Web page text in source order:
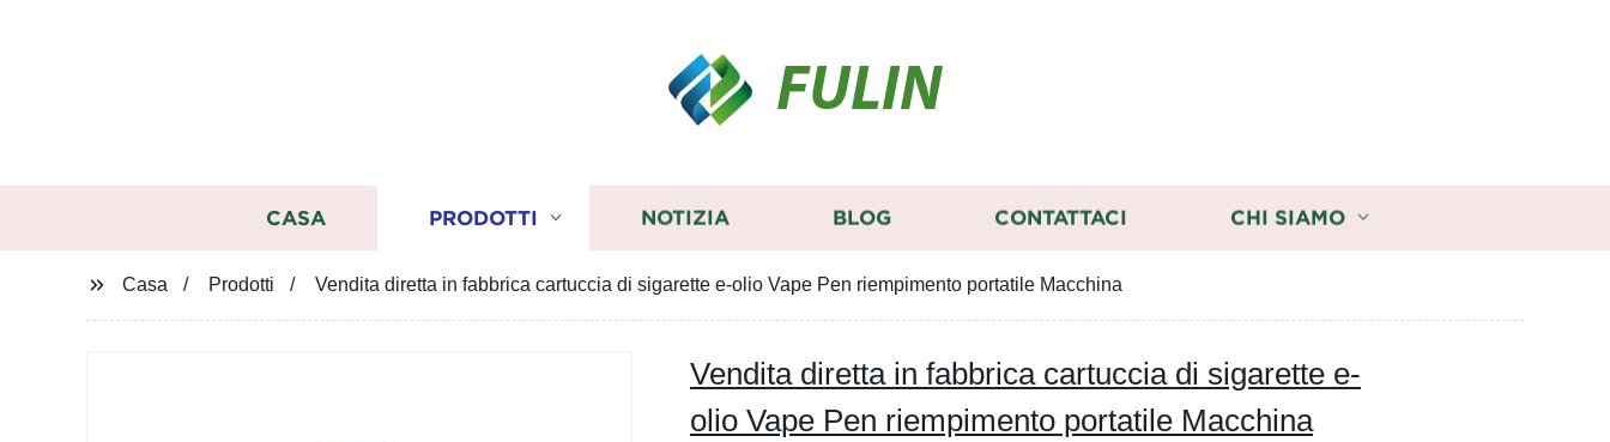
FULIN
CASA PRODOTTI NOTIZIA BLOG CONTATTACI CHI SIAMO
Casa Prodotti Vendita diretta in fabbrica cartuccia di sigarette e-olio Vape Pen riempimento portatile Macchina
Vendita diretta in fabbrica cartuccia di sigarette e-
olio Vape Pen riempimento portatile Macchina